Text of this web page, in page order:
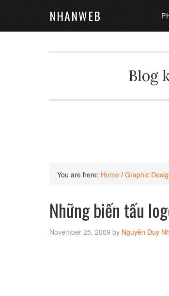
NHANWEB
Blog
You are here: Home / Graphic
Những biến tấu
November 25, 2009 by Nguyễn Duy